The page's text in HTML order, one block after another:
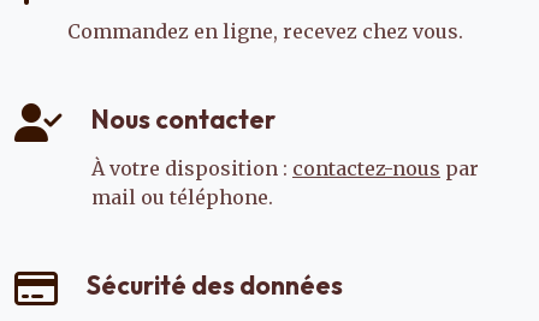
Commandez en ligne, recevez chez vous.
Nous contacter
À votre disposition : contactez-nous par
mail ou téléphone.
Sécurité des données